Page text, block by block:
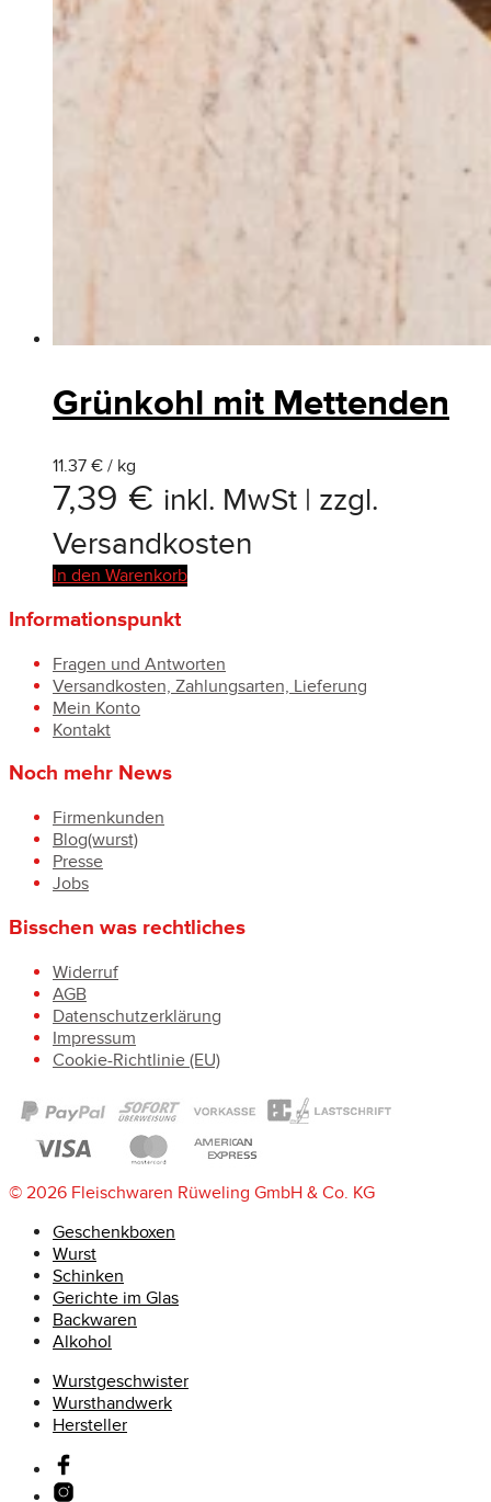
Grünkohl mit Mettenden
11.37 € / kg
7,39 € inkl. MwSt | zzgl.
Versandkosten
In den Warenkorb
Informationspunkt
Fragen und Antworten
Versandkosten, Zahlungsarten, Lieferung
Mein Konto
Kontakt
Noch mehr News
Firmenkunden
Blog(wurst)
Presse
Jobs
Bisschen was rechtliches
Widerruf
AGB
Datenschutzerklärung
Impressum
Cookie-Richtlinie (EU)
© 2026 Fleischwaren Rüweling GmbH & Co. KG
Geschenkboxen
Wurst
Schinken
Gerichte im Glas
Backwaren
Alkohol
Wurstgeschwister
Wursthandwerk
Hersteller